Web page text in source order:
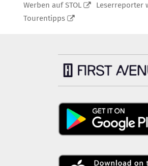
Werben auf STOL
Leserreporter
Tourentipps